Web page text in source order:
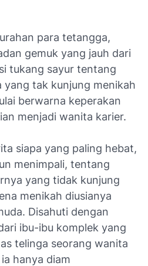
para tetangga,
gemuk yang jauh dari
tukang sayur tentang
tak kunjung menikah
berwarna keperakan
menjadi wanita karier.
siapa yang paling hebat,
menimpali, tentang
yang tidak kunjung
menikah diusianya
Disahuti dengan
ibu-ibu komplek yang
telinga seorang wanita
hanya diam